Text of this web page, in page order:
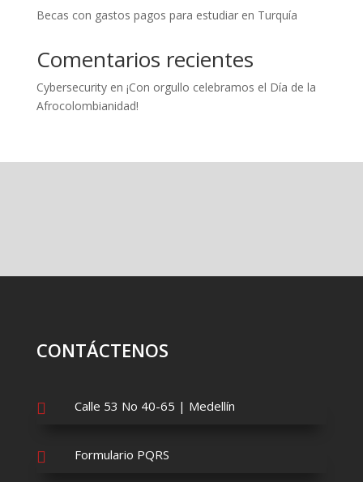
Becas con gastos pagos para estudiar en Turquía
Comentarios recientes
Cybersecurityen ¡Con orgullo celebramos el Día de la
Afrocolombianidad!
CONTÁCTENOS
 Calle 53 No 40-65 | Medellín
 Formulario PQRS